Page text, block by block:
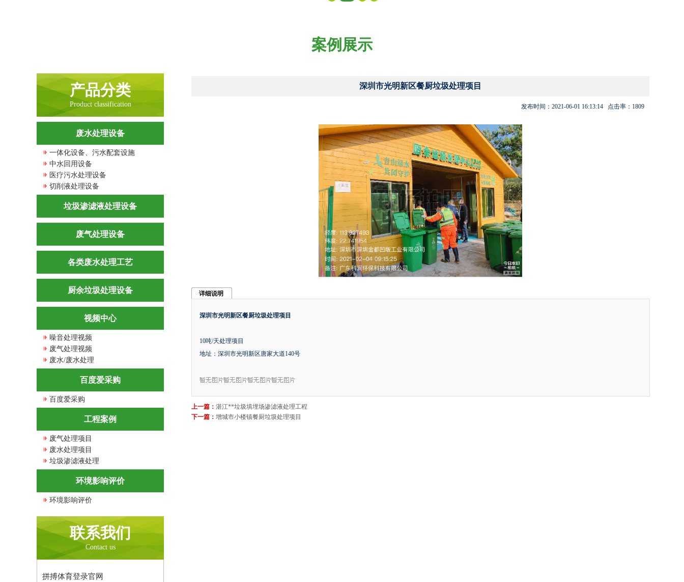
案例展示
产品分类
Product classification
废水处理设备
一体化设备、污水配套设施
中水回用设备
医疗污水处理设备
切削液处理设备
垃圾渗滤液处理设备
废气处理设备
各类废水处理工艺
厨余垃圾处理设备
视频中心
噪音处理视频
废气处理视频
废水/废水处理
百度爱采购
百度爱采购
工程案例
废气处理项目
废水处理项目
垃圾渗滤液处理
环境影响评价
环境影响评价
联系我们
Contact us
拼搏体育登录官网
深圳市光明新区餐厨垃圾处理项目
发布时间： 2021-06-01 16:13:14 点击率： 1809
详细说明
深圳市光明新区餐厨垃圾处理项目
10吨/天处理项目
地址：深圳市光明新区唐家大道140号
上一篇： 湛江**垃圾填埋场渗滤液处理工程
下一篇： 增城市小楼镇餐厨垃圾处理项目